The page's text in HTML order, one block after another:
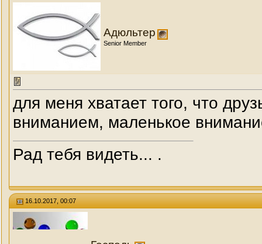
Адюльтер
Senior Member
для меня хватает того, что
вниманием, маленькое
Рад тебя видеть... .
16.10.2017, 00:07